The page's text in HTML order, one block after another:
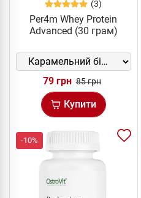
(3)
Per4m Whey Protein
Advanced (30 грам)
79 грн 85 грн
Купити
-10%